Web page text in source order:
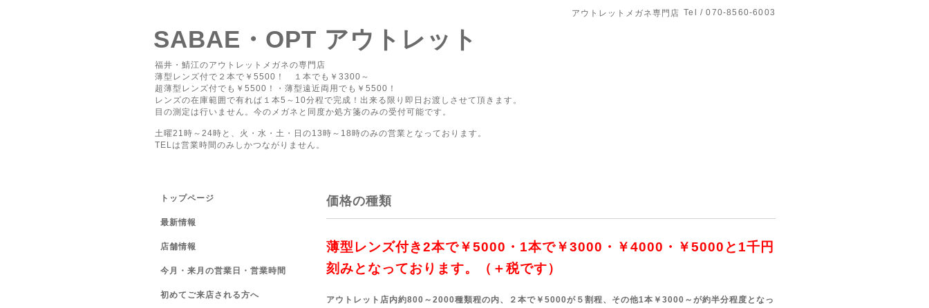
アウトレットメガネ専門店 Tel / 070-8560-6003
SABAE・OPT アウトレット
福井・鯖江のアウトレットメガネの専門店
薄型レンズ付で２本で￥5500！ １本でも￥3300～
超薄型レンズ付でも￥5500！・薄型遠近両用でも￥5500！
レンズの在庫範囲で有れば１本5～10分程で完成！出来る限り即日お渡しさせて頂きます。
目の測定は行いません。今のメガネと同度か処方箋のみの受付可能です。
土曜21時～24時と、火・水・土・日の13時～18時のみの営業となっております。
TELは営業時間のみしかつながりません。
価格の種類
薄型レンズ付き2本で￥5000・1本で￥3000・￥4000・￥5000と1千円
刻みとなっております。（＋税です）
アウトレット店内約800～2000種類程の内、２本で￥5000が５割程、その他1本￥3000～が約半分程度となっ
トップページ
最新情報
店舗情報
今月・来月の営業日・営業時間
初めてご来店される方へ